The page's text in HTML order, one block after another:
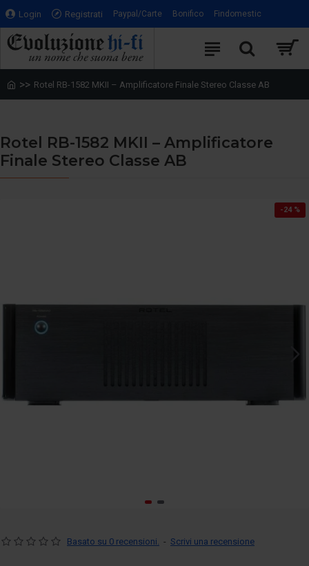
Login Registrati Paypal/Carte Bonifico Findomestic
Rotel RB-1582 MKII – Amplificatore Finale Stereo Classe AB
Rotel RB-1582 MKII – Amplificatore
Finale Stereo Classe AB
-24 %
Basato su 0 recensioni. - Scrivi una recensione